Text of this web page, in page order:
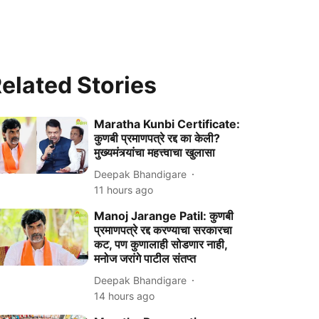
Stories
Maratha Kunbi Certificate:
कुणबी प्रमाणपत्रे रद्द का केली?
मुख्यमंत्र्यांचा महत्त्वाचा खुलासा
Deepak Bhandigare
11 hours ago
Manoj Jarange Patil: कुणबी
प्रमाणपत्रे रद्द करण्याचा सरकारचा
कट, पण कुणालाही सोडणार नाही,
मनोज जरांगे पाटील संतप्त
Deepak Bhandigare
14 hours ago